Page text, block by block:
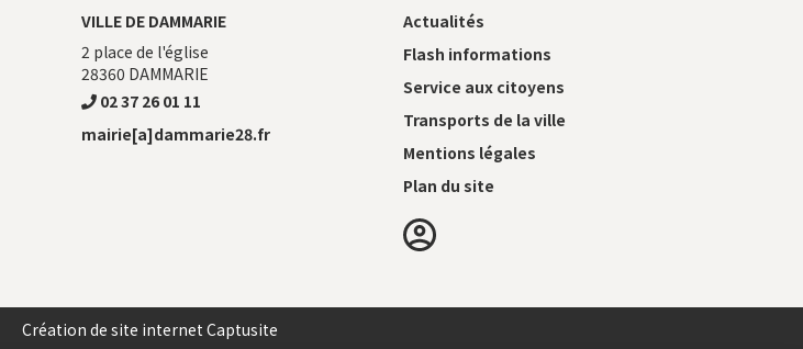
VILLE DE DAMMARIE
2 place de l'église
28360 DAMMARIE
02 37 26 01 11
mairie[a]dammarie28.fr
Actualités
Flash informations
Service aux citoyens
Transports de la ville
Mentions légales
Plan du site
Création de site internet Captusite